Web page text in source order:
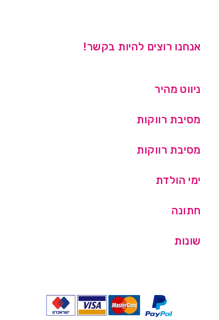
אנחנו רוצים להיות בקשר!
ניווט מהיר
מסיבת רווקות
מסיבת רווקות
ימי הולדת
חתונה
שונות